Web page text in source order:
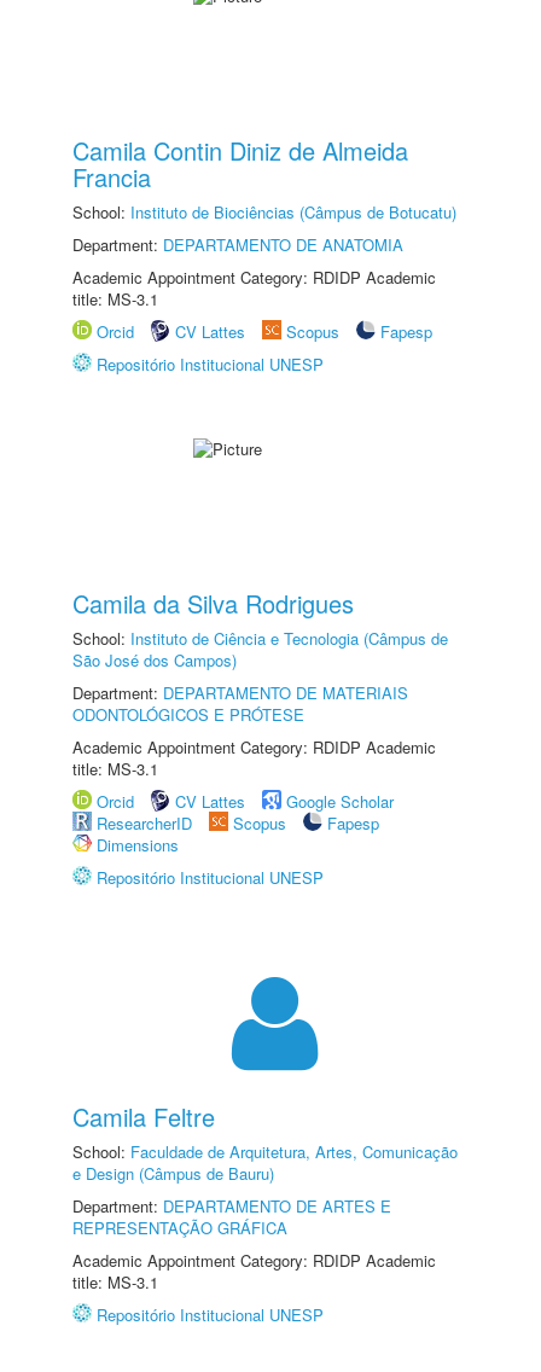
Camila Contin Diniz de Almeida
Francia
School: Instituto de Biociências (Câmpus de Botucatu)
Department: DEPARTAMENTO DE ANATOMIA
Academic Appointment Category: RDIDP Academic
title: MS-3.1
Orcid
CV Lattes Scopus
Fapesp
Repositório Institucional UNESP
Camila da Silva Rodrigues
School: Instituto de Ciência e Tecnologia (Câmpus de
São José dos Campos)
Department: DEPARTAMENTO DE MATERIAIS
ODONTOLÓGICOS E PRÓTESE
Academic Appointment Category: RDIDP Academic
title: MS-3.1
Orcid
CV Lattes
Google Scholar
ResearcherID
Scopus
Fapesp
Dimensions
Repositório Institucional UNESP
Camila Feltre
School: Faculdade de Arquitetura, Artes, Comunicação
e Design (Câmpus de Bauru)
Department: DEPARTAMENTO DE ARTES E
REPRESENTAÇÃO GRÁFICA
Academic Appointment Category: RDIDP Academic
title: MS-3.1
Repositório Institucional UNESP